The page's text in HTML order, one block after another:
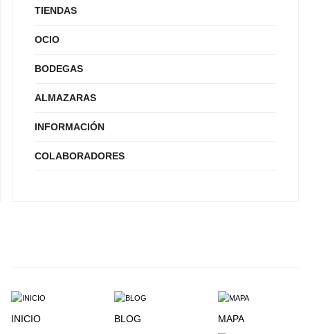
TIENDAS
OCIO
BODEGAS
ALMAZARAS
INFORMACIÓN
COLABORADORES
INICIO BLOG MAPA